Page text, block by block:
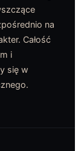
na
Całość
i
się w